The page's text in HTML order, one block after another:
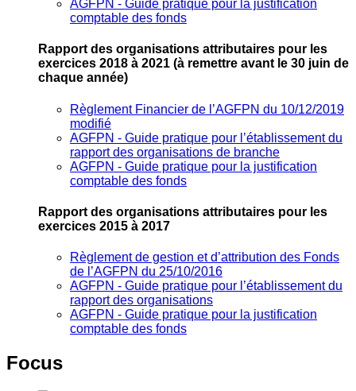
AGFPN ‐ Guide pratique pour la justification
comptable des fonds
Rapport des organisations attributaires pour les
exercices 2018 à 2021 (à remettre avant le 30 juin de
chaque année)
Règlement Financier de l’AGFPN du 10/12/2019
modifié
AGFPN ‐ Guide pratique pour l’établissement du
rapport des organisations de branche
AGFPN ‐ Guide pratique pour la justification
comptable des fonds
Rapport des organisations attributaires pour les
exercices 2015 à 2017
Règlement de gestion et d’attribution des Fonds
de l’AGFPN du 25/10/2016
AGFPN ‐ Guide pratique pour l’établissement du
rapport des organisations
AGFPN ‐ Guide pratique pour la justification
comptable des fonds
Focus